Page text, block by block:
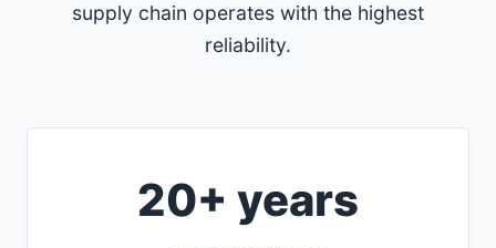
supply chain operates with the highest
reliability.
20+ years